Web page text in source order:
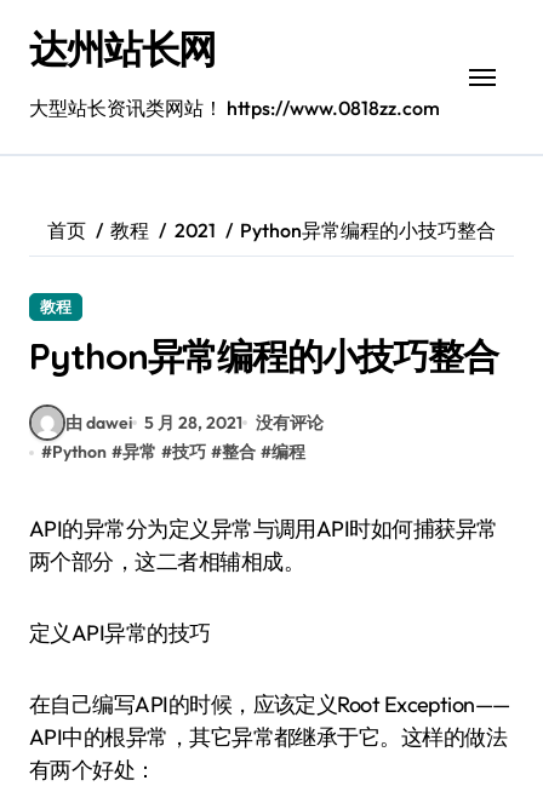
达州站长网
大型站长资讯类网站！ https://www.0818zz.com
首页 教程 2021 Python异常编程的小技巧整合
教程
Python异常编程的小技巧整合
由 dawei 5 月 28, 2021 没有评论
#Python #异常 #技巧 #整合 #编程
API的异常分为定义异常与调用API时如何捕获异常
两个部分，这二者相辅相成。
定义API异常的技巧
在自己编写API的时候，应该定义Root Exception——
API中的根异常，其它异常都继承于它。这样的做法
有两个好处：